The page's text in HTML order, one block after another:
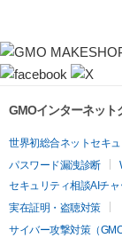
GMOインターネット
世界初総合ネットセキ
パスワード漏洩診断
セキュリティ相談AIチャ
実在証明・盗聴対策
サイバー攻撃対策（